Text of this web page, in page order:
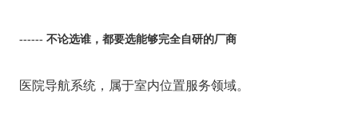
------ 不论选谁，都要选能够完全自研的厂商
医院导航系统，属于室内位置服务领域。